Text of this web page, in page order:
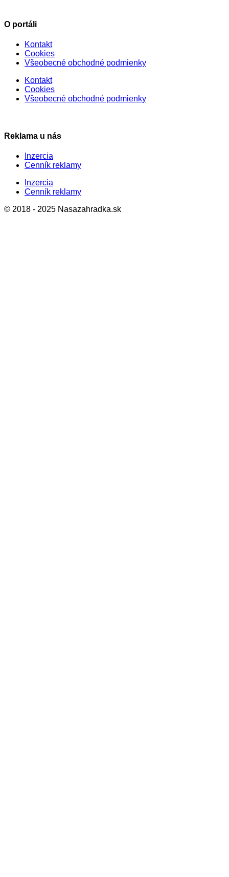
O portáli
Kontakt
Cookies
Všeobecné obchodné podmienky
Kontakt
Cookies
Všeobecné obchodné podmienky
Reklama u nás
Inzercia
Cenník reklamy
Inzercia
Cenník reklamy
© 2018 - 2025 Nasazahradka.sk